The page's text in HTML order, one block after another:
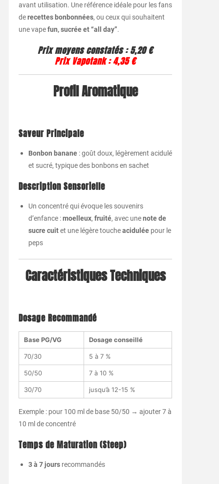
avant utilisation. Une référence idéale pour les fans
derecettes bonbonnées, ou ceux qui souhaitent
une vapefun, sucrée et “all day”.
Prix moyens constatés : 5,20 €
Prix Vapotank : 4,35 €
Profil Aromatique
Saveur Principale
Bonbon banane: goût doux, légèrement acidulé
et sucré, typique des bonbons en sachet
Description Sensorielle
Un concentré qui évoque les souvenirs
d’enfance :moelleux, fruité, avec unenote de
sucre cuitet une légère toucheaciduléepour le
peps
Caractéristiques Techniques
Dosage Recommandé
Base PG/VG Dosage conseillé
70/30 5 à 7 %
50/50 7 à 10 %
30/70 jusqu’à 12-15 %
Exemple : pour 100 ml de base 50/50 → ajouter 7 à
10 ml de concentré
Temps de Maturation (Steep)
3 à 7 joursrecommandés